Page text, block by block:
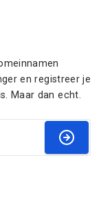
en registreer je
Maar dan echt.